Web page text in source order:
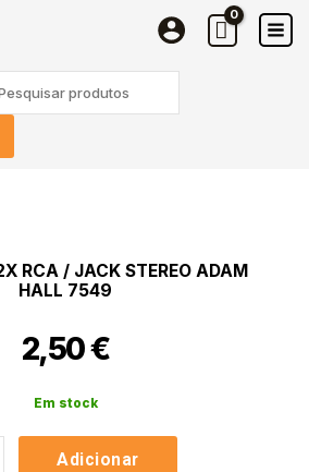
RCA / JACK STEREO ADAM
HALL 7549
2,50€
Em stock
Adicionar
stereo